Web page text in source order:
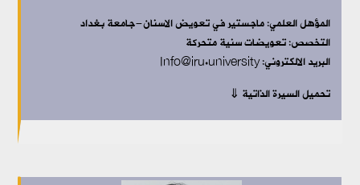
المؤهل العلمي:ماجستير في تعويض الاسنان-جامعة بغداد
التخصص:تعويضات سنية متحركة
البريد الالكتروني: Info@iru.university
تحميل السيرة الذاتية ⇓